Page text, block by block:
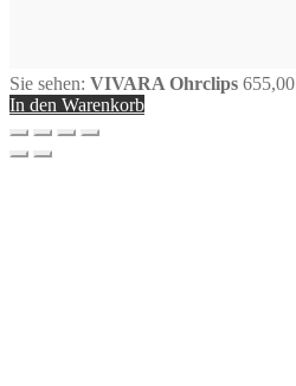
Sie sehen: VIVARA Ohrclips 655,00
In den Warenkorb